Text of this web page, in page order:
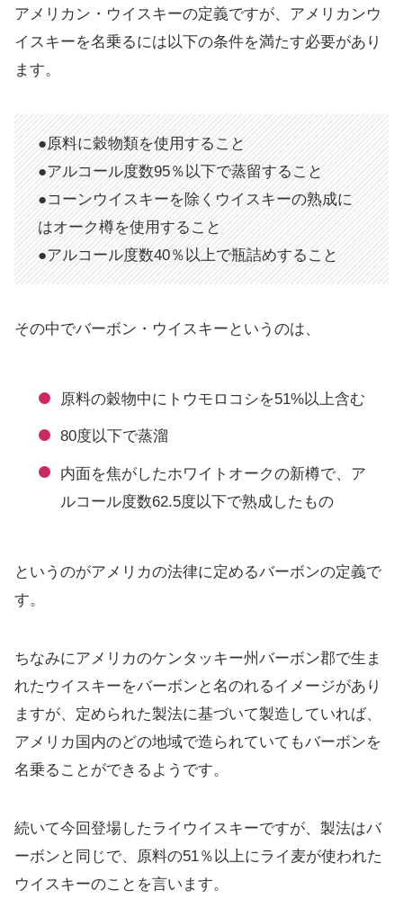
アメリカン・ウイスキーの定義ですが、アメリカンウ
イスキーを名乗るには以下の条件を満たす必要があり
ます。
●原料に穀物類を使用すること
●アルコール度数95％以下で蒸留すること
●コーンウイスキーを除くウイスキーの熟成に
はオーク樽を使用すること
●アルコール度数40％以上で瓶詰めすること
その中でバーボン・ウイスキーというのは、
原料の穀物中にトウモロコシを51%以上含む
80度以下で蒸溜
内面を焦がしたホワイトオークの新樽で、ア
ルコール度数62.5度以下で熟成したもの
というのがアメリカの法律に定めるバーボンの定義で
す。
ちなみにアメリカのケンタッキー州バーボン郡で生ま
れたウイスキーをバーボンと名のれるイメージがあり
ますが、定められた製法に基づいて製造していれば、
アメリカ国内のどの地域で造られていてもバーボンを
名乗ることができるようです。
続いて今回登場したライウイスキーですが、製法はバ
ーボンと同じで、原料の51％以上にライ麦が使われた
ウイスキーのことを言います。